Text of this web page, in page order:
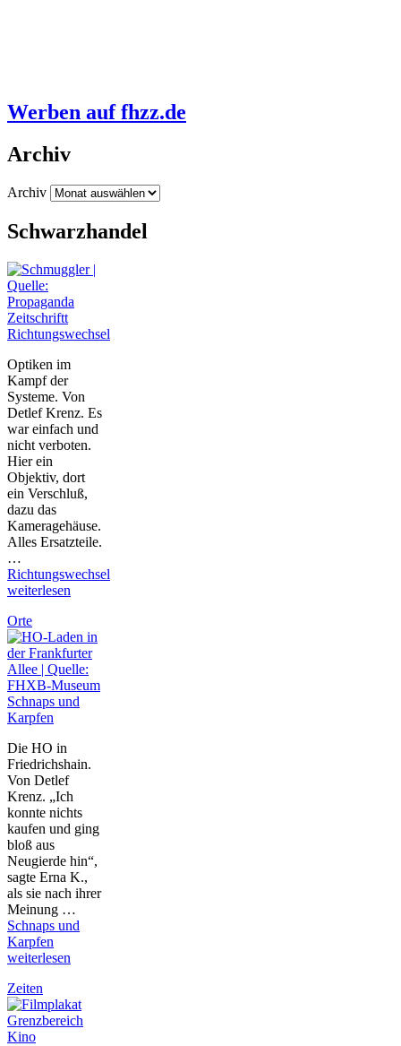
Werben auf fhzz.de
Archiv
Archiv
Schwarzhandel
Richtungswechsel
Optiken im
Kampf der
Systeme. Von
Detlef Krenz. Es
war einfach und
nicht verboten.
Hier ein
Objektiv, dort
ein Verschluß,
dazu das
Kameragehäuse.
Alles Ersatzteile.
…
Richtungswechsel
weiterlesen
Orte
Schnaps und
Karpfen
Die HO in
Friedrichshain.
Von Detlef
Krenz. „Ich
konnte nichts
kaufen und ging
bloß aus
Neugierde hin“,
sagte Erna K.,
als sie nach ihrer
Meinung …
Schnaps und
Karpfen
weiterlesen
Zeiten
Grenzbereich
Kino